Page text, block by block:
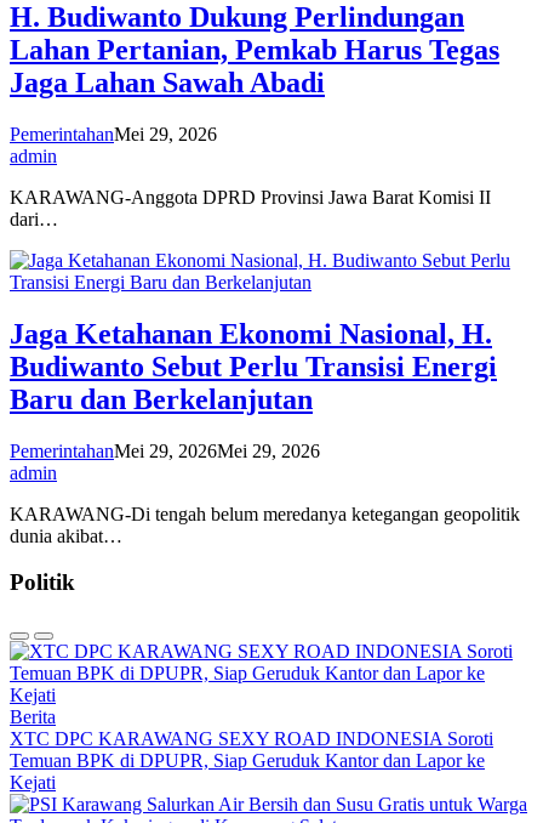
H. Budiwanto Dukung Perlindungan
Lahan Pertanian, Pemkab Harus Tegas
Jaga Lahan Sawah Abadi
PemerintahanMei 29, 2026
admin
KARAWANG-Anggota DPRD Provinsi Jawa Barat Komisi II
dari…
Jaga Ketahanan Ekonomi Nasional, H.
Budiwanto Sebut Perlu Transisi Energi
Baru dan Berkelanjutan
PemerintahanMei 29, 2026Mei 29, 2026
admin
KARAWANG-Di tengah belum meredanya ketegangan geopolitik
dunia akibat…
Politik
Berita
XTC DPC KARAWANG SEXY ROAD INDONESIA Soroti
Temuan BPK di DPUPR, Siap Geruduk Kantor dan Lapor ke
Kejati